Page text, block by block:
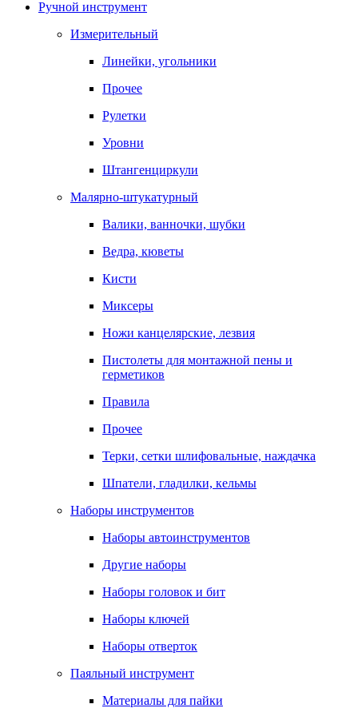
Ручной инструмент
Измерительный
Линейки, угольники
Прочее
Рулетки
Уровни
Штангенциркули
Малярно-штукатурный
Валики, ванночки, шубки
Ведра, кюветы
Кисти
Миксеры
Ножи канцелярские, лезвия
Пистолеты для монтажной пены и
герметиков
Правила
Прочее
Терки, сетки шлифовальные, наждачка
Шпатели, гладилки, кельмы
Наборы инструментов
Наборы автоинструментов
Другие наборы
Наборы головок и бит
Наборы ключей
Наборы отверток
Паяльный инструмент
Материалы для пайки